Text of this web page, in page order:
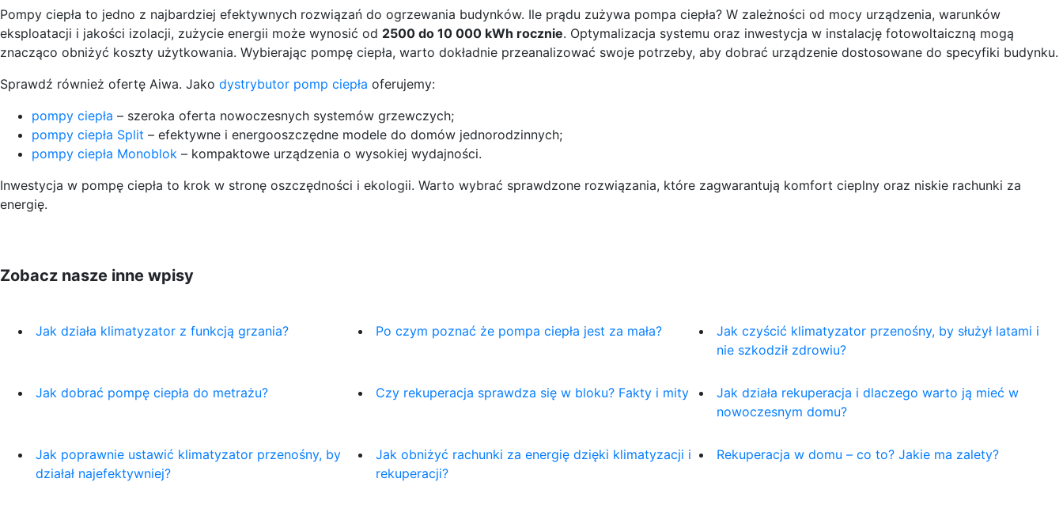
Pompy ciepła to jedno z najbardziej efektywnych rozwiązań do ogrzewania budynków. Ile prądu zużywa pompa ciepła? W zależności od mocy urządzenia, warunków
eksploatacji i jakości izolacji, zużycie energii może wynosić od 2500 do 10 000 kWh rocznie. Optymalizacja systemu oraz inwestycja w instalację fotowoltaiczną mogą
znacząco obniżyć koszty użytkowania. Wybierając pompę ciepła, warto dokładnie przeanalizować swoje potrzeby, aby dobrać urządzenie dostosowane do specyfiki budynku.
Sprawdź również ofertę Aiwa. Jako dystrybutor pomp ciepła oferujemy:
pompy ciepła – szeroka oferta nowoczesnych systemów grzewczych;
pompy ciepła Split – efektywne i energooszczędne modele do domów jednorodzinnych;
pompy ciepła Monoblok – kompaktowe urządzenia o wysokiej wydajności.
Inwestycja w pompę ciepła to krok w stronę oszczędności i ekologii. Warto wybrać sprawdzone rozwiązania, które zagwarantują komfort cieplny oraz niskie rachunki za
energię.
Zobacz nasze inne wpisy
Jak działa klimatyzator z funkcją grzania? Po czym poznać że pompa ciepła jest za mała?
Jak czyścić klimatyzator przenośny, by służył latami i
nie szkodził zdrowiu?
Jak dobrać pompę ciepła do metrażu? Czy rekuperacja sprawdza się w bloku? Fakty i mity
Jak działa rekuperacja i dlaczego warto ją mieć w
nowoczesnym domu?
Jak poprawnie ustawić klimatyzator przenośny, by
działał najefektywniej?
Jak obniżyć rachunki za energię dzięki klimatyzacji i
rekuperacji?
Rekuperacja w domu – co to? Jakie ma zalety?